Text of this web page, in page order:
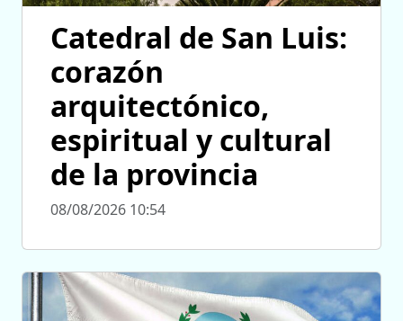
Catedral de San Luis:
corazón
arquitectónico,
espiritual y cultural
de la provincia
08/08/2026 10:54